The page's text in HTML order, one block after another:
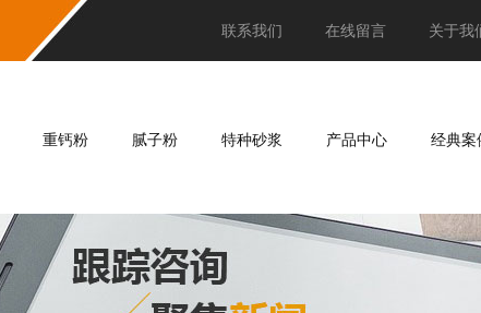
联系我们 在线留言 关于我
重钙粉 腻子粉 特种砂浆 产品中心 经典案